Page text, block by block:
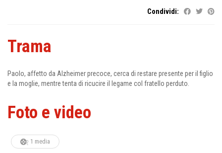
Condividi:
Trama
Paolo, affetto da Alzheimer precoce, cerca di restare presente per il figlio
e la moglie, mentre tenta di ricucire il legame col fratello perduto.
Foto e video
1 media